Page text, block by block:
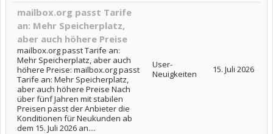
mailbox.org passt Tarife
an: Mehr Speicherplatz,
aber auch höhere Preise
mailbox.org passt Tarife an:
Mehr Speicherplatz, aber auch
höhere Preise: mailbox.org passt
Tarife an: Mehr Speicherplatz,
aber auch höhere Preise Nach
über fünf Jahren mit stabilen
Preisen passt der Anbieter die
Konditionen für Neukunden ab
dem 15. Juli 2026 an....
User-
Neuigkeiten
15. Juli 2026